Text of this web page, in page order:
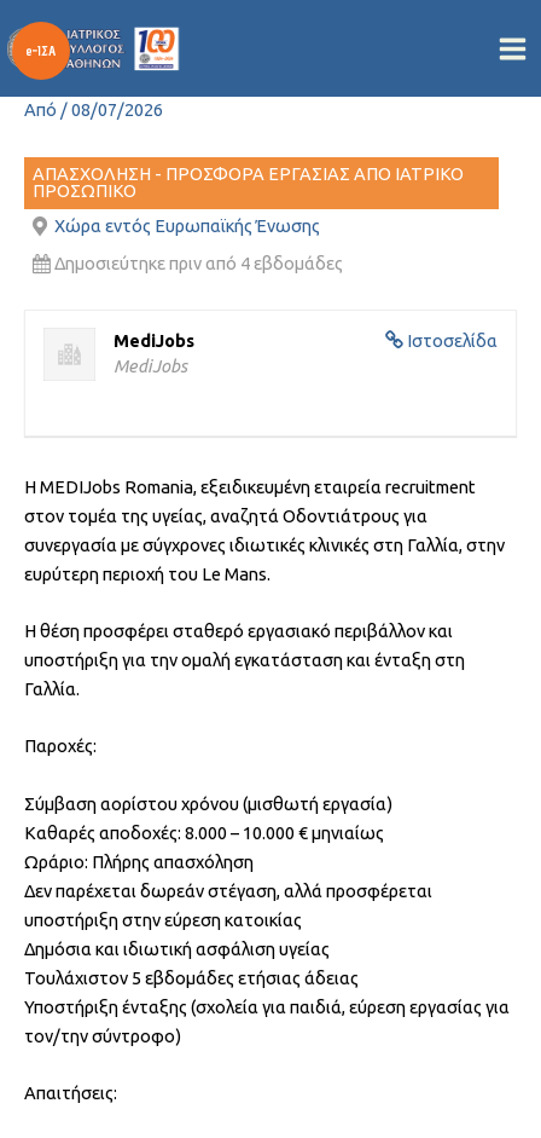
στο
περιεχόμενο
Θέση Εργασίας: Οδοντίατρος
– Γαλλία (Παρίσι)
Από /08/07/2026
ΑΠΑΣΧΟΛΗΣΗ - ΠΡΟΣΦΟΡΑ ΕΡΓΑΣΙΑΣ ΑΠΟ ΙΑΤΡΙΚΟ
ΠΡΟΣΩΠΙΚΟ
Χώρα εντός Ευρωπαϊκής Ένωσης
Δημοσιεύτηκε πριν από 4 εβδομάδες
Ιστοσελίδα
MediJobs
MediJobs
Η MEDIJobs Romania, εξειδικευμένη εταιρεία recruitment
στον τομέα της υγείας, αναζητά Οδοντιάτρους για
συνεργασία με σύγχρονες ιδιωτικές κλινικές στη Γαλλία, στην
ευρύτερη περιοχή του Le Mans.
Η θέση προσφέρει σταθερό εργασιακό περιβάλλον και
υποστήριξη για την ομαλή εγκατάσταση και ένταξη στη
Γαλλία.
Παροχές:
Σύμβαση αορίστου χρόνου (μισθωτή εργασία)
Καθαρές αποδοχές: 8.000 – 10.000 € μηνιαίως
Ωράριο: Πλήρης απασχόληση
Δεν παρέχεται δωρεάν στέγαση, αλλά προσφέρεται
υποστήριξη στην εύρεση κατοικίας
Δημόσια και ιδιωτική ασφάλιση υγείας
Τουλάχιστον 5 εβδομάδες ετήσιας άδειας
Υποστήριξη ένταξης (σχολεία για παιδιά, εύρεση εργασίας για
τον/την σύντροφο)
Απαιτήσεις: